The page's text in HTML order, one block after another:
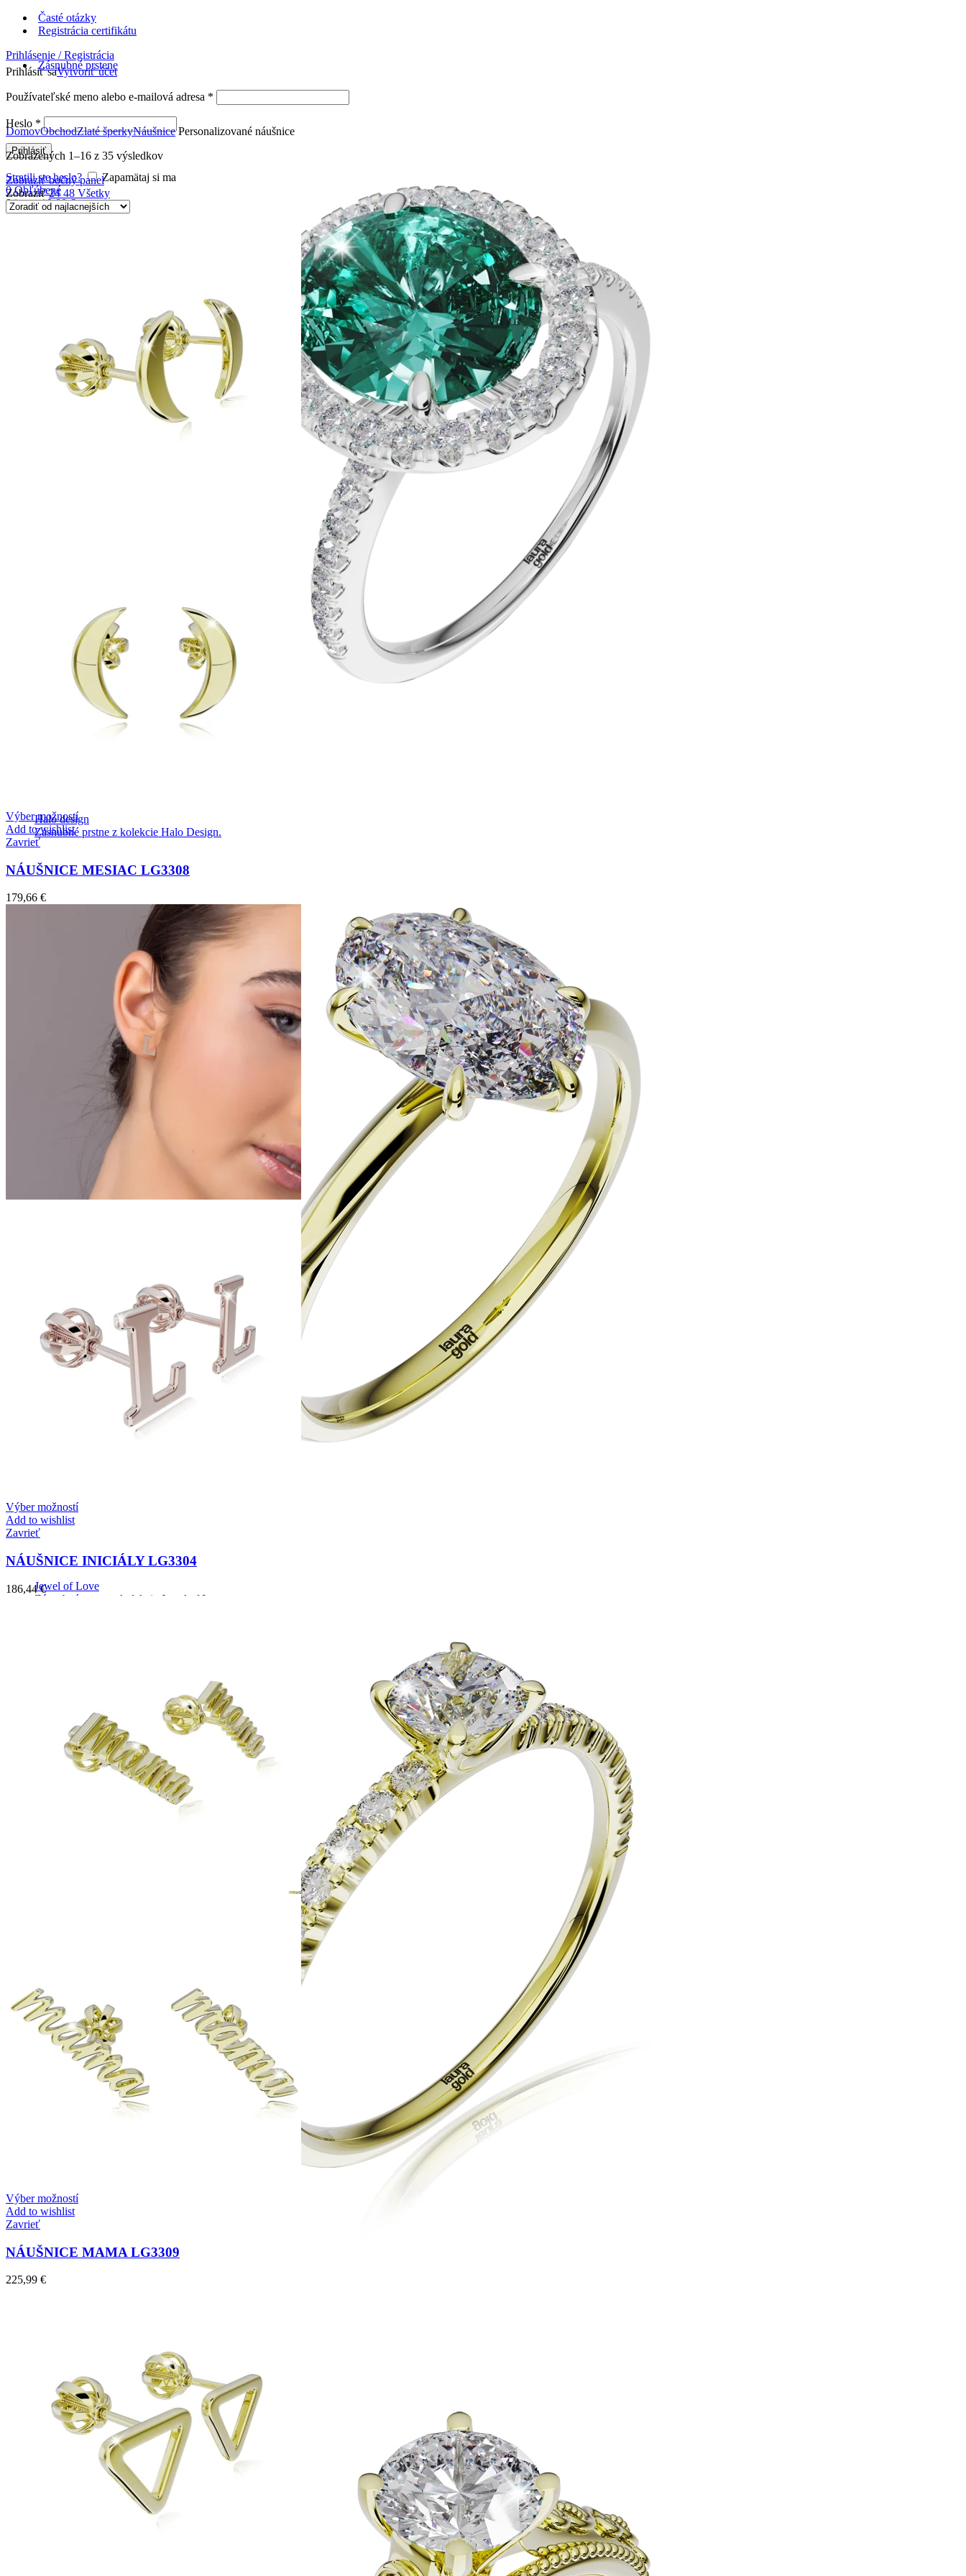
Časté otázky
Registrácia certifikátu
Prihlásenie / Registrácia
Prihlásiť saVytvoriť účet
Používateľské meno alebo e-mailová adresa *
Heslo *
Prihlásiť
Stratili ste heslo?
Zapamätaj si ma
0Obľúbené
0items / 0,00€
Zásnubné prstene
Halo design
Zásnubné prstne z kolekcie Halo Design.
Jewel of Love
Zásnubné prstne z kolekcie Jewel of Love.
Zásnubné prstne z kolekcie Mistique Love.
DomovObchodZlaté šperkyNáušnicePersonalizované náušnice
Zobrazených 1–16 z 35 výsledkov
Zobraziť bočný panel
Zobraziť2448 Všetky
Výber možností
Add to wishlist
Zavrieť
NÁUŠNICE MESIAC LG3308
179,66 €
Výber možností
Add to wishlist
Zavrieť
NÁUŠNICE INICIÁLY LG3304
186,44€
Výber možností
Add to wishlist
Zavrieť
NÁUŠNICE MAMA LG3309
225,99 €